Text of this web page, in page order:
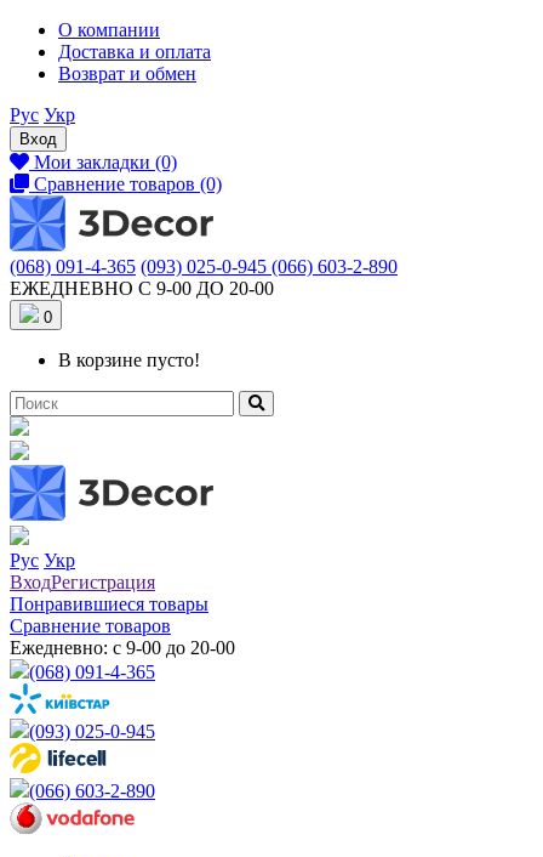
О компании
Доставка и оплата
Возврат и обмен
Рус Укр
Вход
Мои закладки (0)
Сравнение товаров (0)
(068) 091-4-365 (093) 025-0-945 (066) 603-2-890
ЕЖЕДНЕВНО С 9-00 ДО 20-00
0
В корзине пусто!
Рус Укр
ВходРегистрация
Понравившиеся товары
Сравнение товаров
Ежедневно: с 9-00 до 20-00
(068) 091-4-365
(093) 025-0-945
(066) 603-2-890